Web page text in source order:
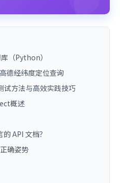
（Python）
德经纬度定位查询
试方法与高效实践技巧
概述
API 文档？
确姿势